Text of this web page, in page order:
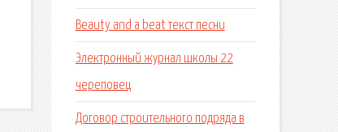
Beauty and a beat текст песни
Электронный журнал школы 22
череповец
Договор строительного подряда в